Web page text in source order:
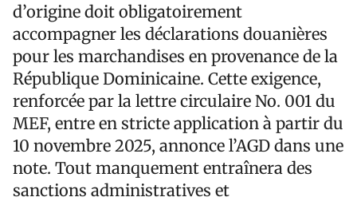
d’origine doit obligatoirement
accompagner les déclarations douanières
pour les marchandises en provenance de la
République Dominicaine. Cette exigence,
renforcée par la lettre circulaire No. 001 du
MEF, entre en stricte application à partir du
10 novembre 2025, annonce l’AGD dans une
note. Tout manquement entraînera des
sanctions administratives et